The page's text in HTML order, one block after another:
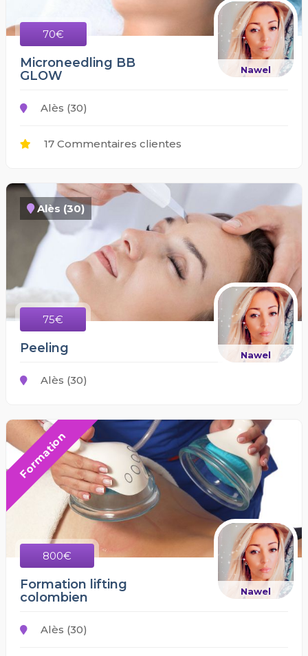
70€
Nawel
Microneedling BB
GLOW
Alès (30)
17 Commentaires clientes
Alès (30)
75€
Nawel
Peeling
Alès (30)
Formation
800€
Nawel
Formation lifting
colombien
Alès (30)